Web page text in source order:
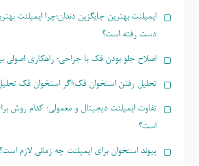
ایمپلنت بهترین جایگزین دندان؛چرا ایمپلنت
دست رفته است؟
اصلاح جلو بودن فک با جراحی؛ راهکاری اصولی
تحلیل رفتن استخوان فک؛اگر استخوان فک
تفاوت ایمپلنت دیجیتال و معمولی؛ کدام روش
است؟
پیوند استخوان برای ایمپلنت چه زمانی لازم است؟